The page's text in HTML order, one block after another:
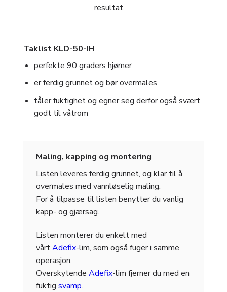
resultat.
Taklist KLD-50-IH
perfekte 90 graders hjørner
er ferdig grunnet og bør overmales
tåler fuktighet og egner seg derfor også svært
godt til våtrom
Maling, kapping og montering
Listen leveres ferdig grunnet, og klar til å
overmales med vannløselig maling.
For å tilpasse til listen benytter du vanlig
kapp- og gjærsag.
Listen monterer du enkelt med
vårtAdefix-lim, som også fuger i samme
operasjon.
Overskytende Adefix-lim fjerner du med en
fuktig svamp.